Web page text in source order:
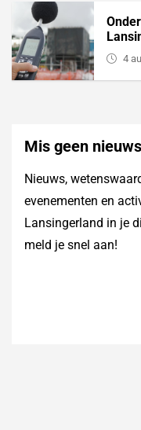
4
Mis geen
Nieuws,
evenementen en
Lansingerland in je
meld je snel aan!